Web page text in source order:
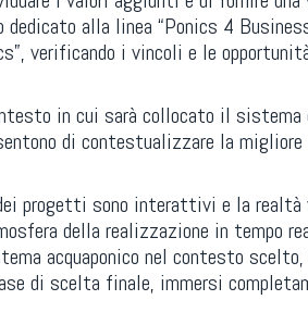
alla linea “Ponics 4
verificando i vincoli e le
in cui sarà collocato il sistema
di contestualizzare la migliore
progetti sono interattivi e la realtà
della realizzazione in tempo
acquaponico nel contesto scelto,
di scelta finale, immersi